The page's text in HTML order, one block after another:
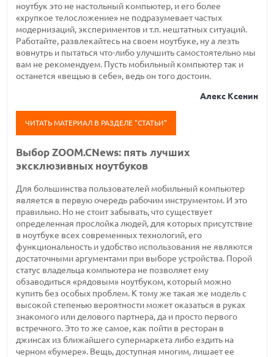
ноутбук это не настольный компьютер, и его более
«хрупкое телосложение» не подразумевает частых
модернизаций, экспериментов и т.п. нештатных ситуаций.
Работайте, развлекайтесь на своем ноутбуке, ну а лезть
вовнутрь и пытаться что-либо улучшить самостоятельно мы
вам не рекомендуем. Пусть мобильный компьютер так и
останется «вещью в себе», ведь он того достоин.
Алекс Ксенин
ЧИТАТЬ МАТЕРИАЛ В РАЗДЕЛЕ "СТАТЬИ"
Выбор ZOOM.CNews: пять лучших
эксклюзивных ноутбуков
Для большинства пользователей мобильный компьютер
является в первую очередь рабочим инструментом. И это
правильно. Но не стоит забывать, что существует
определенная прослойка людей, для которых присутствие
в ноутбуке всех современных технологий, его
функциональность и удобство использования не являются
достаточными аргументами при выборе устройства. Порой
статус владельца компьютера не позволяет ему
обзаводиться «рядовым» ноутбуком, который можно
купить без особых проблем. К тому же такая же модель с
высокой степенью вероятности может оказаться в руках
знакомого или делового партнера, да и просто первого
встречного. Это то же самое, как пойти в ресторан в
джинсах из ближайшего супермаркета либо ездить на
черном «бумере». Вещь, доступная многим, лишает ее